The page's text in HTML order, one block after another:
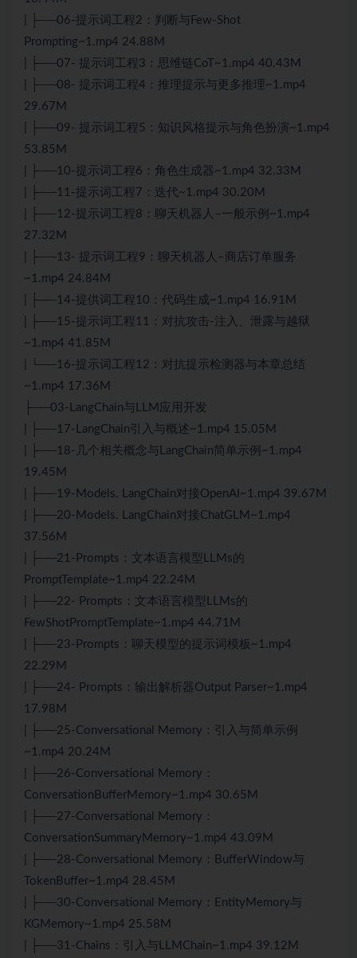
| ├──06-提示词工程2：判断与Few-Shot
Prompting~1.mp4 24.88M
| ├──07- 提示词工程3：思维链CoT~1.mp4 40.43M
| ├──08- 提示词工程4：推理提示与更多推理~1.mp4
29.67M
| ├──09- 提示词工程5：知识风格提示与角色扮演~1.mp4
53.85M
| ├──10-提示词工程6：角色生成器~1.mp4 32.33M
| ├──11-提示词工程7：迭代~1.mp4 30.20M
| ├──12-提示词工程8：聊天机器人–一般示例~1.mp4
27.32M
| ├──13- 提示词工程9：聊天机器人–商店订单服务
~1.mp4 24.84M
| ├──14-提供词工程10：代码生成~1.mp4 16.91M
| ├──15-提示词工程11：对抗攻击-注入、泄露与越狱
~1.mp4 41.85M
| └──16-提示词工程12：对抗提示检测器与本章总结
~1.mp4 17.36M
├──03-LangChain与LLM应用开发
| ├──17-LangChain引入与概述~1.mp4 15.05M
| ├──18-几个相关概念与LangChain简单示例~1.mp4
19.45M
| ├──19-Models. LangChain对接OpenAI ~1.mp4 39.67M
| ├──20-Models. LangChain对接ChatGLM~1.mp4
37.56M
| ├──21-Prompts：文本语言模型LLMs的
PromptTemplate~1.mp4 22.24M
| ├──22- Prompts：文本语言模型LLMs的
FewShotPromptTemplate~1.mp4 44.71M
| ├──23-Prompts：聊天模型的提示词模板~1.mp4
22.29M
| ├──24- Prompts：输出解析器Output Parser~1.mp4
17.98M
| ├──25-Conversational Memory：引入与简单示例
~1.mp4 20.24M
| ├──26-Conversational Memory：
ConversationBufferMemory~1.mp4 30.65M
| ├──27-Conversational Memory：
ConversationSummaryMemory~1.mp4 43.09M
| ├──28-Conversational Memory：BufferWindow与
TokenBuffer~1.mp4 28.45M
| ├──30-Conversational Memory：EntityMemory与
KGMemory~1.mp4 25.58M
| ├──31-Chains：引入与LLMChain~1.mp4 39.12M